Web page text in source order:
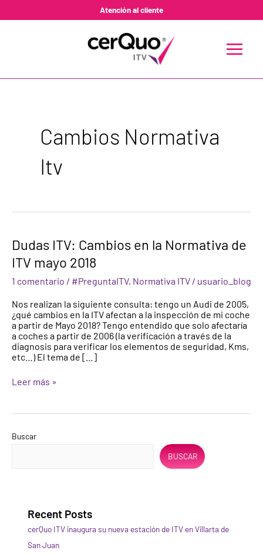
Atención al cliente
MENU
Cambios Normativa
Itv
Dudas ITV: Cambios en la Normativa de
ITV mayo 2018
1 comentario / #PreguntaITV, Normativa ITV / usuario_blog
Nos realizan la siguiente consulta: tengo un Audi de 2005,
¿qué cambios en la ITV afectan a la inspección de mi coche
a partir de Mayo 2018? Tengo entendido que solo afectaría
a coches a partir de 2006 (la verificación a través de la
diagnosis para verificar los elementos de seguridad, Kms,
etc…) El tema de […]
Dudas
ITV:
Cambios
la
de
ITV
mayo
2018
Leer más »
Buscar
BUSCAR
Recent Posts
cerQuo ITV inaugura su nueva estación de ITV en Villarta de
San Juan